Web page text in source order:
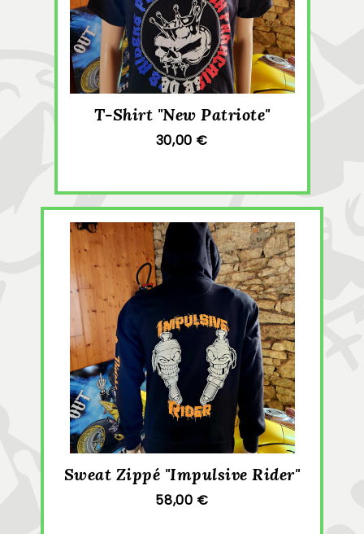
T-Shirt "New Patriote"
30,00 €
Sweat Zippé "Impulsive Rider"
58,00 €